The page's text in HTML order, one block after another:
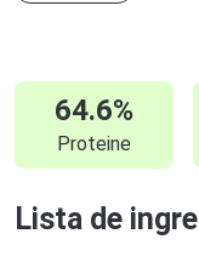
64.6%
Proteine
Lista de